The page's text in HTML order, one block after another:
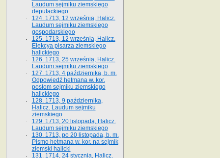
Laudum sejmiku ziemskiego
deputackiego
124. 1713, 12 września, Halicz.
Laudum sejmiku ziemskiego
gospodarskiego
125. 1713, 12 września, Halicz.
Elekcya pisarza ziemskiego
halickiego
126. 1713, 25 września, Halicz.
Laudum sejmiku ziemskiego
127. 1713, 4 października, b. m.
Odpowiedź hetmana w. kor.
posłom sejmiku ziemskiego
halickiego
128. 1713, 9 października,
Halicz. Laudum sejmiku
ziemskiego
129. 1713, 20 listopada, Halicz.
Laudum sejmiku ziemskiego
130. 1713, po 20 listopada, b. m.
Pismo hetmana w. kor. na sejmik
ziemski halicki
131. 1714, 24 stycznia, Halicz.